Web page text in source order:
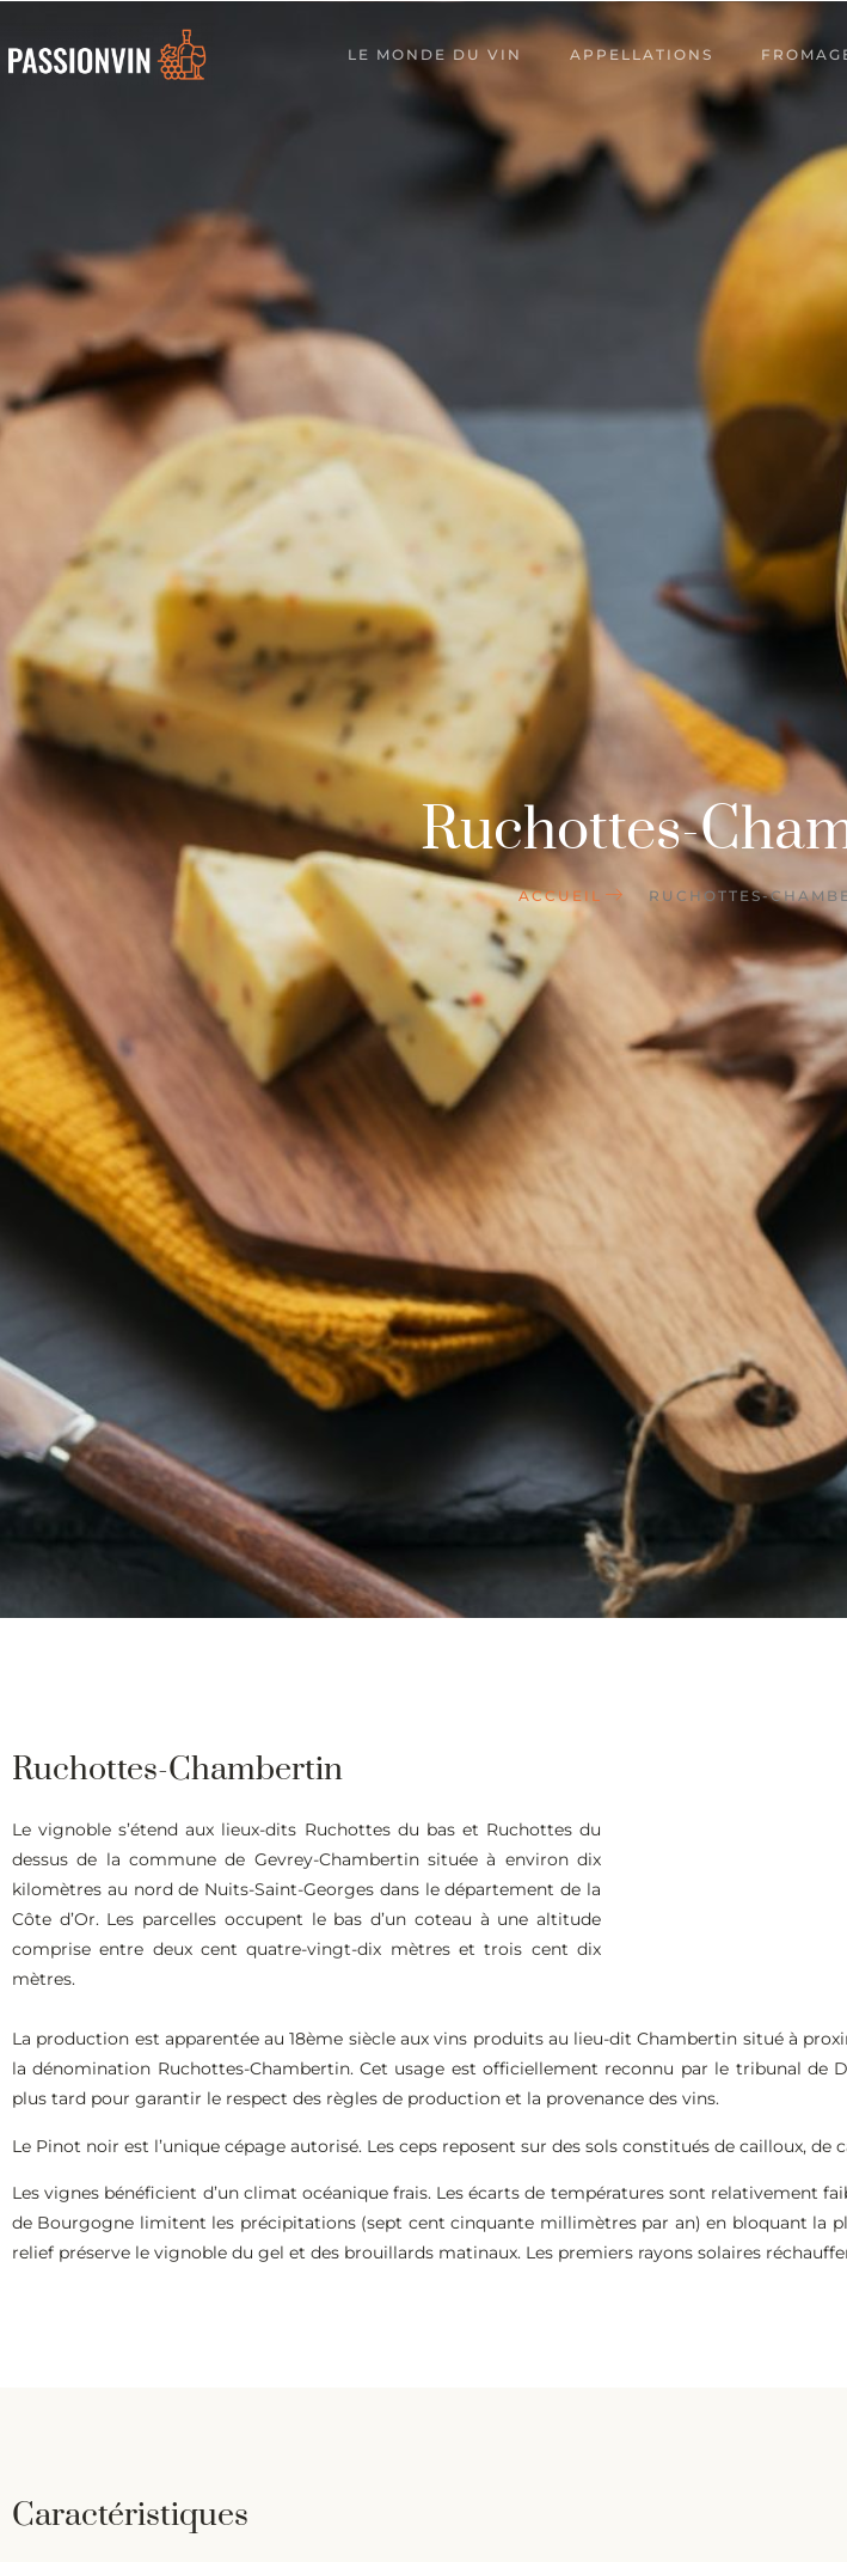
LE MONDE DU VIN APPELLATIONS
Ruchottes-
ACCUEIL RUCHOTTES-
Ruchottes-Chambertin
Le vignoble s’étend aux lieux-dits Ruchottes du bas et Ruchottes du
dessus de la commune de Gevrey-Chambertin située à environ dix
kilomètres au nord de Nuits-Saint-Georges dans le département de la
Côte d’Or. Les parcelles occupent le bas d’un coteau à une altitude
comprise entre deux cent quatre-vingt-dix mètres et trois cent dix
mètres.
La production est apparentée au 18ème siècle aux vins produits au lieu-dit Chambertin situé à
la dénomination Ruchottes-Chambertin. Cet usage est officiellement reconnu par le tribunal de
plus tard pour garantir le respect des règles de production et la provenance des vins.
Le Pinot noir est l’unique cépage autorisé. Les ceps reposent sur des sols constitués de cailloux, de
Les vignes bénéficient d’un climat océanique frais. Les écarts de températures sont relativement
de Bourgogne limitent les précipitations (sept cent cinquante millimètres par an) en bloquant la
relief préserve le vignoble du gel et des brouillards matinaux. Les premiers rayons solaires
Caractéristiques